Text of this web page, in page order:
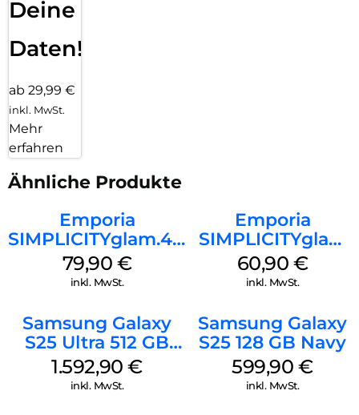
Deine
Daten!
ab 29,99 €
inkl. MwSt.
Mehr
erfahren
Ähnliche Produkte
Emporia
SIMPLICITYglam.4G
Schwarz
79,90 €
inkl. MwSt.
Emporia
SIMPLICITYglam
Schwarz
60,90 €
inkl. MwSt.
Samsung Galaxy
S25 Ultra 512 GB
Titanium Silverblue
1.592,90€
inkl. MwSt.
Samsung Galaxy
S25 128 GB Navy
599,90€
inkl. MwSt.